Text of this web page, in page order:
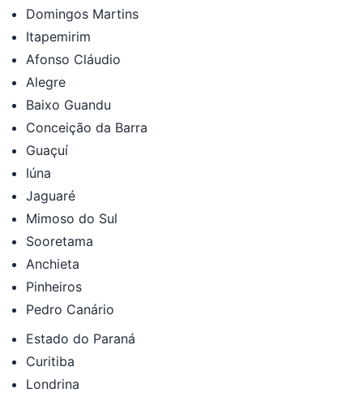
Domingos Martins
Itapemirim
Afonso Cláudio
Alegre
Baixo Guandu
Conceição da Barra
Guaçuí
Iúna
Jaguaré
Mimoso do Sul
Sooretama
Anchieta
Pinheiros
Pedro Canário
Estado do Paraná
Curitiba
Londrina